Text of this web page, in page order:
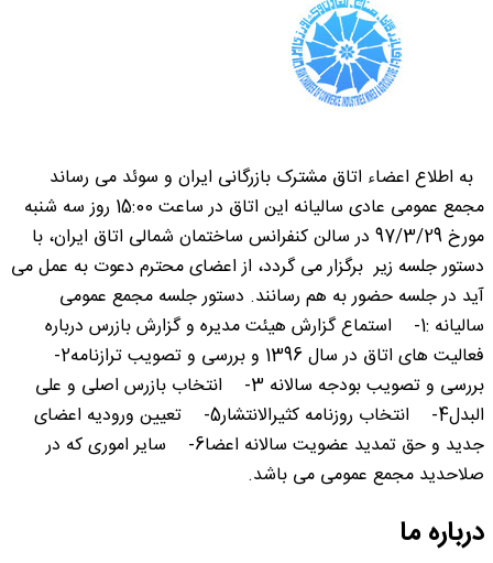
به اطلاع اعضاء اتاق مشترک بازرگانی ایران و سوئد می رساند
مجمع عمومی عادی سالیانه این اتاق در ساعت 15:00 روز سه شنبه
مورخ 97/3/29 در سالن کنفرانس ساختمان شمالی اتاق ایران، با
دستور جلسه زیر برگزار می گردد، از اعضای محترم دعوت به عمل می
آید در جلسه حضور به هم رسانند. دستور جلسه مجمع عمومی
سالیانه :1- استماع گزارش هیئت مدیره و گزارش بازرس درباره
فعالیت های اتاق در سال 1396 و بررسی و تصویب ترازنامه2-
بررسی و تصویب بودجه سالانه 3- انتخاب بازرس اصلی و علی
البدل4- انتخاب روزنامه کثیرالانتشار5- تعیین ورودیه اعضای
جدید و حق تمدید عضویت سالانه اعضا6- سایر اموری که در
صلاحدید مجمع عمومی می باشد.
درباره ما